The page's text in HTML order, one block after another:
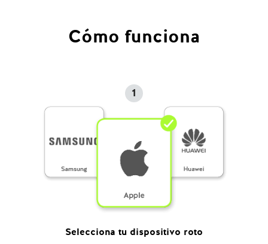
Cómo funciona
1
Selecciona tu dispositivo roto